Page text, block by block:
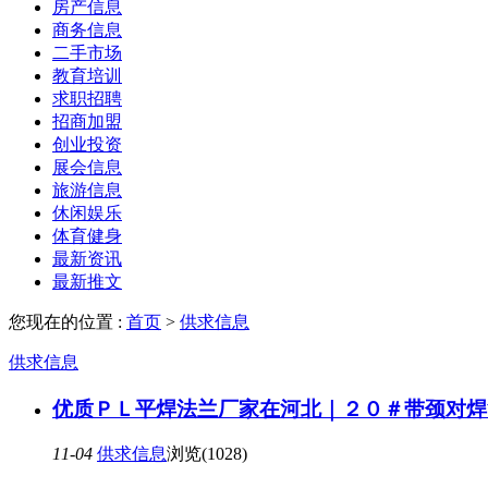
房产信息
商务信息
二手市场
教育培训
求职招聘
招商加盟
创业投资
展会信息
旅游信息
休闲娱乐
体育健身
最新资讯
最新推文
您现在的位置 : 首页 > 供求信息
供求信息
优质ＰＬ平焊法兰厂家在河北｜２０＃带颈对
11-04 供求信息浏览(1028)